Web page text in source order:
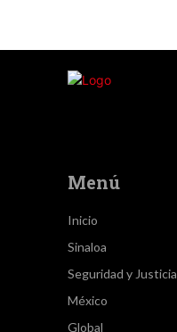
Menú
Inicio
Sinaloa
Seguridad y Justicia
México
Global